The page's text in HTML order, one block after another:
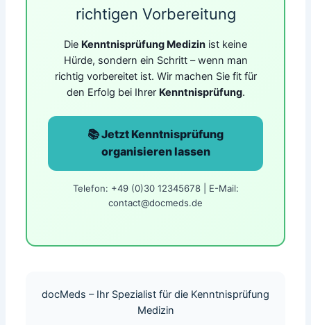
richtigen Vorbereitung
Die Kenntnisprüfung Medizin ist keine
Hürde, sondern ein Schritt – wenn man
richtig vorbereitet ist. Wir machen Sie fit für
den Erfolg bei Ihrer Kenntnisprüfung.
📚 Jetzt Kenntnisprüfung
organisieren lassen
Telefon: +49 (0)30 12345678 | E-Mail:
contact@docmeds.de
docMeds – Ihr Spezialist für die Kenntnisprüfung
Medizin